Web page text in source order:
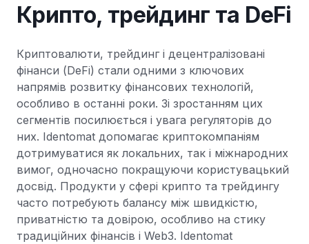
Крипто, трейдинг та DeFi
Криптовалюти, трейдинг і децентралізовані
фінанси (DeFi) стали одними з ключових
напрямів розвитку фінансових технологій,
особливо в останні роки. Зі зростанням цих
сегментів посилюється і увага регуляторів до
них. Identomat допомагає криптокомпаніям
дотримуватися як локальних, так і міжнародних
вимог, одночасно покращуючи користувацький
досвід. Продукти у сфері крипто та трейдингу
часто потребують балансу між швидкістю,
приватністю та довірою, особливо на стику
традиційних фінансів і Web3. Identomat